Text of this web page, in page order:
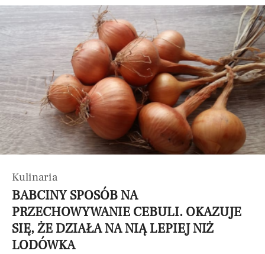
Kulinaria
BABCINY SPOSÓB NA
PRZECHOWYWANIE CEBULI. OKAZUJE
SIĘ, ŻE DZIAŁA NA NIĄ LEPIEJ NIŻ
LODÓWKA